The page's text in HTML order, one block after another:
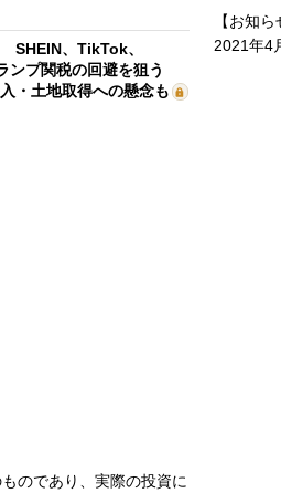
SHEIN、TikTok、
ンプ関税の回避を狙う
・土地取得への懸念も
のであり、実際の投資に
【お知ら
2021年4